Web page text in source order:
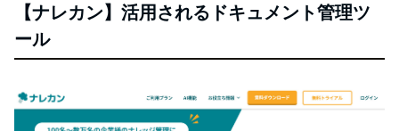
【ナレカン】活用されるドキュメント管理ツ
ール